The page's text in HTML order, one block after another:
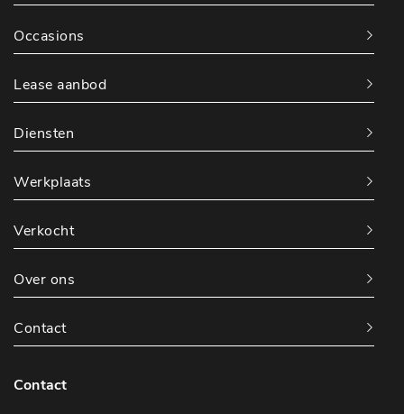
Occasions
Lease aanbod
Diensten
Werkplaats
Verkocht
Over ons
Contact
Contact